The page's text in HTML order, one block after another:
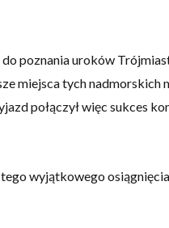
poznania uroków
miejsca tych
połączył więc sukces
wyjątkowego